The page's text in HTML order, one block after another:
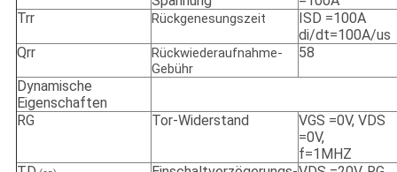
Trr
Rückgenesungszeit
ISD =100A
di/dt=100A/us
Qrr
Rückwiederaufnahme-
Gebühr
58
Dynamische
Eigenschaften
RG
Tor-Widerstand
VGS =0V, VDS
=0V,
f=1MHZ